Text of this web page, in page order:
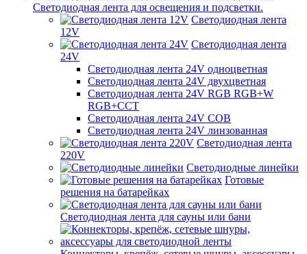
Светодиодная лента для освещения и подсветки.
Светодиодная лента
12V
Светодиодная лента
24V
Светодиодная лента 24V одноцветная
Светодиодная лента 24V двухцветная
Светодиодная лента 24V RGB RGB+W
RGB+CCT
Светодиодная лента 24V COB
Светодиодная лента 24V линзованная
Светодиодная лента
220V
Светодиодные линейки
Готовые
решения на батарейках
Светодиодная лента для сауны или бани